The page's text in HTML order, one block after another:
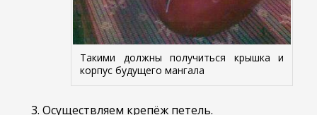
Такими должны получиться крышка и
корпус будущего мангала
Осуществляем крепёж петель.